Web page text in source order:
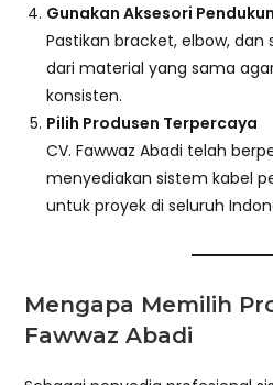
Gunakan Aksesori
Pastikan bracket, elbow,
dari material yang sama
konsisten.
Pilih Produsen Terpercaya
CV. Fawwaz Abadi telah
menyediakan sistem kabel
untuk proyek di seluruh
Mengapa Memilih
Fawwaz Abadi